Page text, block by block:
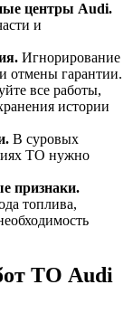
центры Audi.
и
Игнорирование
отмены гарантии.
все работы,
истории
В суровых
ТО нужно
признаки.
топлива,
ТО Audi